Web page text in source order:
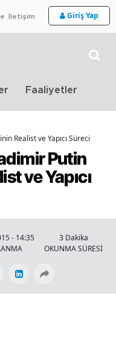
İletişim Giriş Yap
Faaliyetler
Realist ve Yapıcı Süreci
Putin
ve Yapıcı
- 14:35
3 Dakika
OKUNMA SÜRESİ